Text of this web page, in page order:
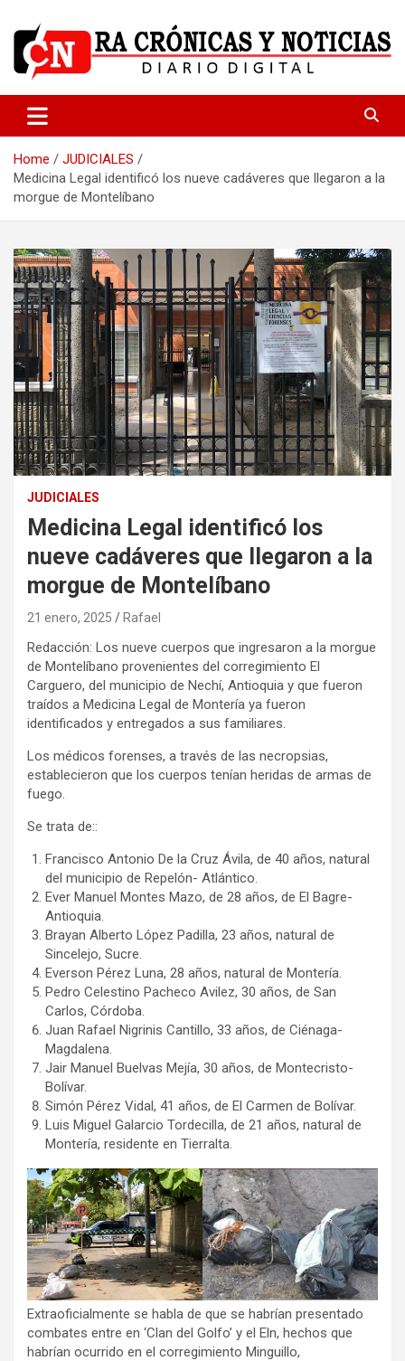
content
R.A Crónicas y Noticias
Home
JUDICIALES
Medicina Legal identificó los nueve cadáveres que llegaron a la
morgue de Montelíbano
JUDICIALES
Medicina Legal identificó los
nueve cadáveres que llegaron a la
morgue de Montelíbano
21 enero, 2025 Rafael
Redacción: Los nueve cuerpos que ingresaron a la morgue
de Montelíbano provenientes del corregimiento El
Carguero, del municipio de Nechí, Antioquia y que fueron
traídos a Medicina Legal de Montería ya fueron
identificados y entregados a sus familiares.
Los médicos forenses, a través de las necropsias,
establecieron que los cuerpos tenían heridas de armas de
fuego.
Se trata de::
Francisco Antonio De la Cruz Ávila, de 40 años, natural
del municipio de Repelón- Atlántico.
Ever Manuel Montes Mazo, de 28 años, de El Bagre-
Antioquia.
Brayan Alberto López Padilla, 23 años, natural de
Sincelejo, Sucre.
Everson Pérez Luna, 28 años, natural de Montería.
Pedro Celestino Pacheco Avilez, 30 años, de San
Carlos, Córdoba.
Juan Rafael Nigrinis Cantillo, 33 años, de Ciénaga-
Magdalena.
Jair Manuel Buelvas Mejía, 30 años, de Montecristo-
Bolívar.
Simón Pérez Vidal, 41 años, de El Carmen de Bolívar.
Luis Miguel Galarcio Tordecilla, de 21 años, natural de
Montería, residente en Tierralta.
Extraoficialmente se habla de que se habrían presentado
combates entre en ‘Clan del Golfo’ y el Eln, hechos que
habrían ocurrido en el corregimiento Minguillo,